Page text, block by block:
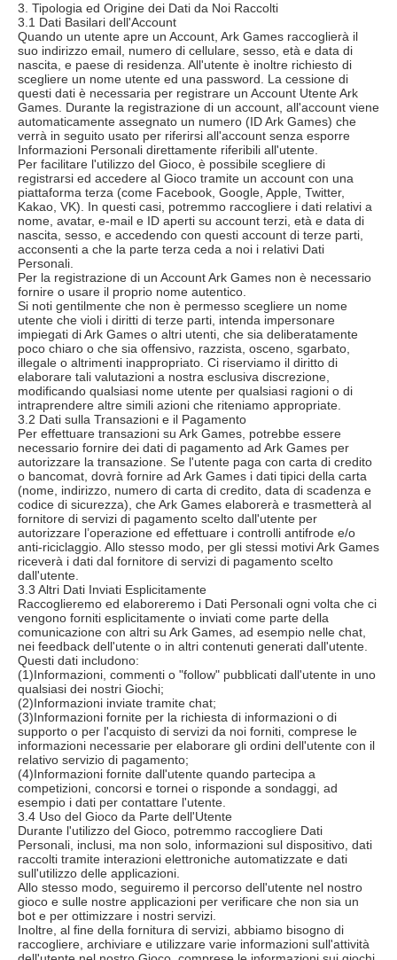
3. Tipologia ed Origine dei Dati da Noi Raccolti
3.1 Dati Basilari dell'Account
Quando un utente apre un Account, Ark Games raccoglierà il
suo indirizzo email, numero di cellulare, sesso, età e data di
nascita, e paese di residenza. All'utente è inoltre richiesto di
scegliere un nome utente ed una password. La cessione di
questi dati è necessaria per registrare un Account Utente Ark
Games. Durante la registrazione di un account, all'account viene
automaticamente assegnato un numero (ID Ark Games) che
verrà in seguito usato per riferirsi all'account senza esporre
Informazioni Personali direttamente riferibili all'utente.
Per facilitare l'utilizzo del Gioco, è possibile scegliere di
registrarsi ed accedere al Gioco tramite un account con una
piattaforma terza (come Facebook, Google, Apple, Twitter,
Kakao, VK). In questi casi, potremmo raccogliere i dati relativi a
nome, avatar, e-mail e ID aperti su account terzi, età e data di
nascita, sesso, e accedendo con questi account di terze parti,
acconsenti a che la parte terza ceda a noi i relativi Dati
Personali.
Per la registrazione di un Account Ark Games non è necessario
fornire o usare il proprio nome autentico.
Si noti gentilmente che non è permesso scegliere un nome
utente che violi i diritti di terze parti, intenda impersonare
impiegati di Ark Games o altri utenti, che sia deliberatamente
poco chiaro o che sia offensivo, razzista, osceno, sgarbato,
illegale o altrimenti inappropriato. Ci riserviamo il diritto di
elaborare tali valutazioni a nostra esclusiva discrezione,
modificando qualsiasi nome utente per qualsiasi ragioni o di
intraprendere altre simili azioni che riteniamo appropriate.
3.2 Dati sulla Transazioni e il Pagamento
Per effettuare transazioni su Ark Games, potrebbe essere
necessario fornire dei dati di pagamento ad Ark Games per
autorizzare la transazione. Se l'utente paga con carta di credito
o bancomat, dovrà fornire ad Ark Games i dati tipici della carta
(nome, indirizzo, numero di carta di credito, data di scadenza e
codice di sicurezza), che Ark Games elaborerà e trasmetterà al
fornitore di servizi di pagamento scelto dall'utente per
autorizzare l’operazione ed effettuare i controlli antifrode e/o
anti-riciclaggio. Allo stesso modo, per gli stessi motivi Ark Games
riceverà i dati dal fornitore di servizi di pagamento scelto
dall'utente.
3.3 Altri Dati Inviati Esplicitamente
Raccoglieremo ed elaboreremo i Dati Personali ogni volta che ci
vengono forniti esplicitamente o inviati come parte della
comunicazione con altri su Ark Games, ad esempio nelle chat,
nei feedback dell'utente o in altri contenuti generati dall'utente.
Questi dati includono:
(1)Informazioni, commenti o "follow" pubblicati dall'utente in uno
qualsiasi dei nostri Giochi;
(2)Informazioni inviate tramite chat;
(3)Informazioni fornite per la richiesta di informazioni o di
supporto o per l'acquisto di servizi da noi forniti, comprese le
informazioni necessarie per elaborare gli ordini dell'utente con il
relativo servizio di pagamento;
(4)Informazioni fornite dall'utente quando partecipa a
competizioni, concorsi e tornei o risponde a sondaggi, ad
esempio i dati per contattare l'utente.
3.4 Uso del Gioco da Parte dell'Utente
Durante l'utilizzo del Gioco, potremmo raccogliere Dati
Personali, inclusi, ma non solo, informazioni sul dispositivo, dati
raccolti tramite interazioni elettroniche automatizzate e dati
sull'utilizzo delle applicazioni.
Allo stesso modo, seguiremo il percorso dell'utente nel nostro
gioco e sulle nostre applicazioni per verificare che non sia un
bot e per ottimizzare i nostri servizi.
Inoltre, al fine della fornitura di servizi, abbiamo bisogno di
raccogliere, archiviare e utilizzare varie informazioni sull'attività